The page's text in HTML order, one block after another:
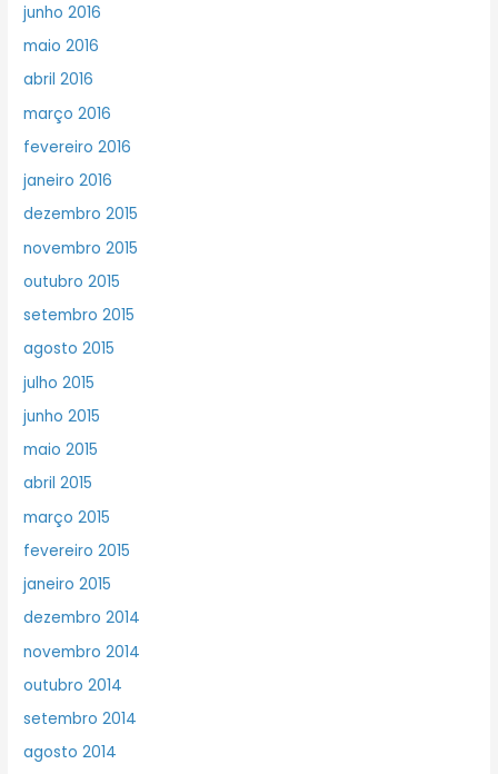
junho 2016
maio 2016
abril 2016
março 2016
fevereiro 2016
janeiro 2016
dezembro 2015
novembro 2015
outubro 2015
setembro 2015
agosto 2015
julho 2015
junho 2015
maio 2015
abril 2015
março 2015
fevereiro 2015
janeiro 2015
dezembro 2014
novembro 2014
outubro 2014
setembro 2014
agosto 2014